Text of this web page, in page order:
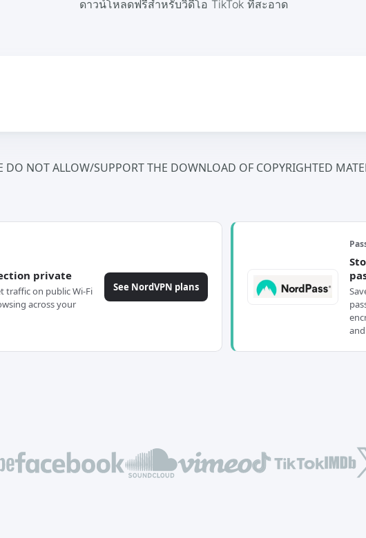
ดาวน์โหลดฟรีสำหรับวิดีโอ TikTok ที่สะอาด
DO NOT ALLOW/SUPPORT THE DOWNLOAD OF COPYRIGHTED
private
traffic on public Wi-Fi
across your
See NordVPN plans